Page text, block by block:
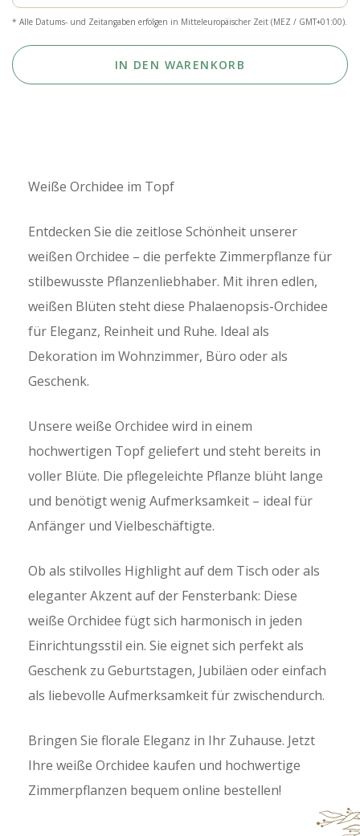
* Alle Datums- und Zeitangaben erfolgen in Mitteleuropäischer Zeit (MEZ / GMT+01:00).
IN DEN WARENKORB
Weiße Orchidee im Topf
Entdecken Sie die zeitlose Schönheit unserer
weißen Orchidee – die perfekte Zimmerpflanze für
stilbewusste Pflanzenliebhaber. Mit ihren edlen,
weißen Blüten steht diese Phalaenopsis-Orchidee
für Eleganz, Reinheit und Ruhe. Ideal als
Dekoration im Wohnzimmer, Büro oder als
Geschenk.
Unsere weiße Orchidee wird in einem
hochwertigen Topf geliefert und steht bereits in
voller Blüte. Die pflegeleichte Pflanze blüht lange
und benötigt wenig Aufmerksamkeit – ideal für
Anfänger und Vielbeschäftigte.
Ob als stilvolles Highlight auf dem Tisch oder als
eleganter Akzent auf der Fensterbank: Diese
weiße Orchidee fügt sich harmonisch in jeden
Einrichtungsstil ein. Sie eignet sich perfekt als
Geschenk zu Geburtstagen, Jubiläen oder einfach
als liebevolle Aufmerksamkeit für zwischendurch.
Bringen Sie florale Eleganz in Ihr Zuhause. Jetzt
Ihre weiße Orchidee kaufen und hochwertige
Zimmerpflanzen bequem online bestellen!